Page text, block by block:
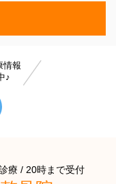
情報
♪
療 / 20時まで受付